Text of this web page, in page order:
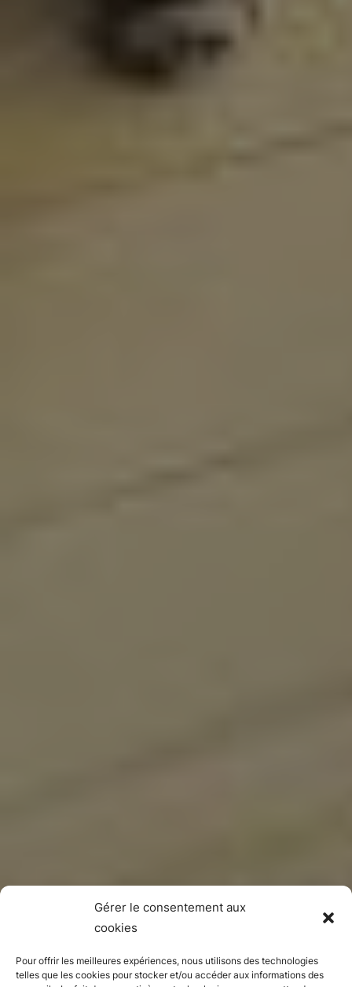
Gérer le consentement aux
cookies
Pour offrir les meilleures expériences, nous utilisons des technologies
telles que les cookies pour stocker et/ou accéder aux informations des